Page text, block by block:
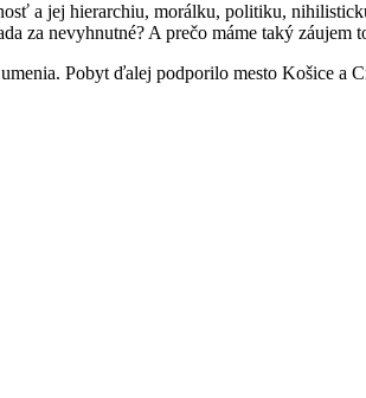
a jej hierarchiu, morálku, politiku,
za nevyhnutné? A prečo máme taký záujem
Pobyt ďalej podporilo mesto Košice